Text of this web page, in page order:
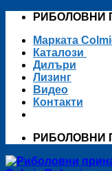
Skip
content
РИБОЛОВНИ
Марката
Каталози
Дилъри
Лизинг
Видео
Контакти
РИБОЛОВНИ